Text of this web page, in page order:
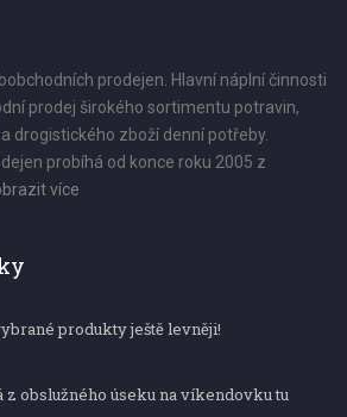
prodejen. Hlavní náplní činnosti
prodej širokého sortimentu potravin,
drogistického zboží denní potřeby.
probíhá od konce roku 2005 z
více
produkty ještě levněji!
obslužného úseku na víkendovku tu